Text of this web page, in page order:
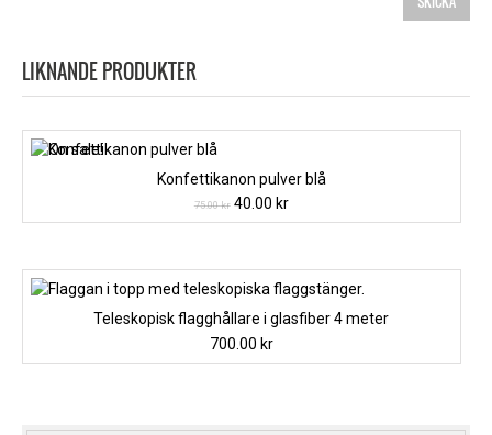
LIKNANDE PRODUKTER
Konfettikanon pulver blå
75.00kr Det
ursprungliga
var:
75.00 kr.
40.00 krDet
nuvarande
är:
40.00 kr.
Teleskopisk flagghållare i glasfiber 4 meter
700.00 kr